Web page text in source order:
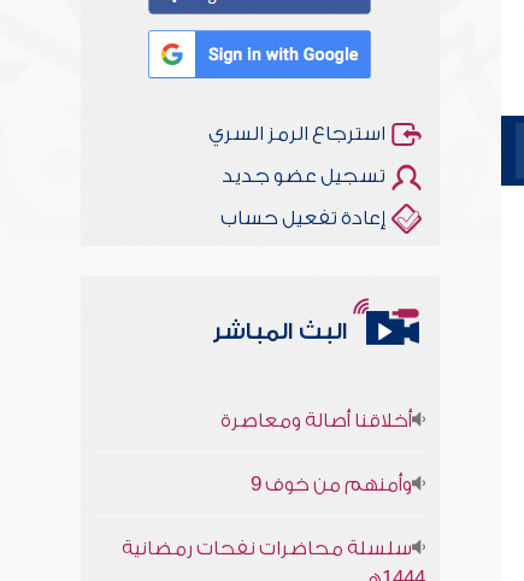
استرجاع الرمز السري
تسجيل عضو جديد
إعادة تفعيل حساب
البث المباشر
1444هـ